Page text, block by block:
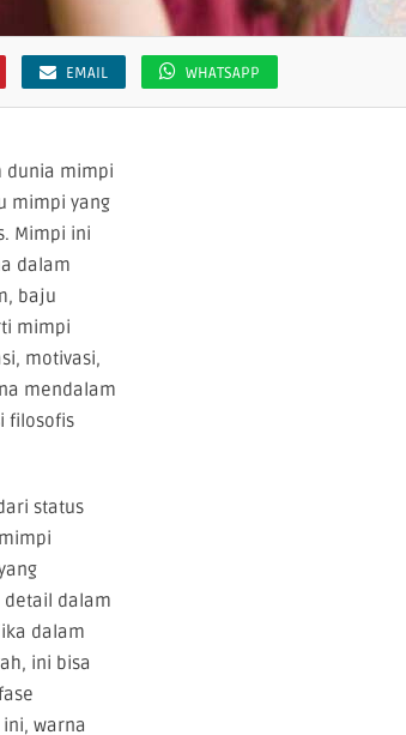
EMAIL WHATSAPP
dunia mimpi
mimpi yang
Mimpi ini
dalam
baju
mimpi
motivasi,
mendalam
filosofis
status
detail dalam
dalam
ini bisa
warna